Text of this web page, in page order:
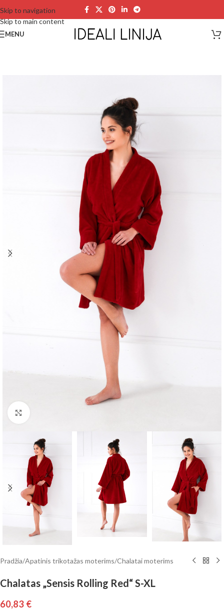
Skip to navigation
Skip to main content
MENU
Pradžia/Apatinis trikotažas moterims/Chalatai moterims
Chalatas „Sensis Rolling Red“ S-XL
60,83 €